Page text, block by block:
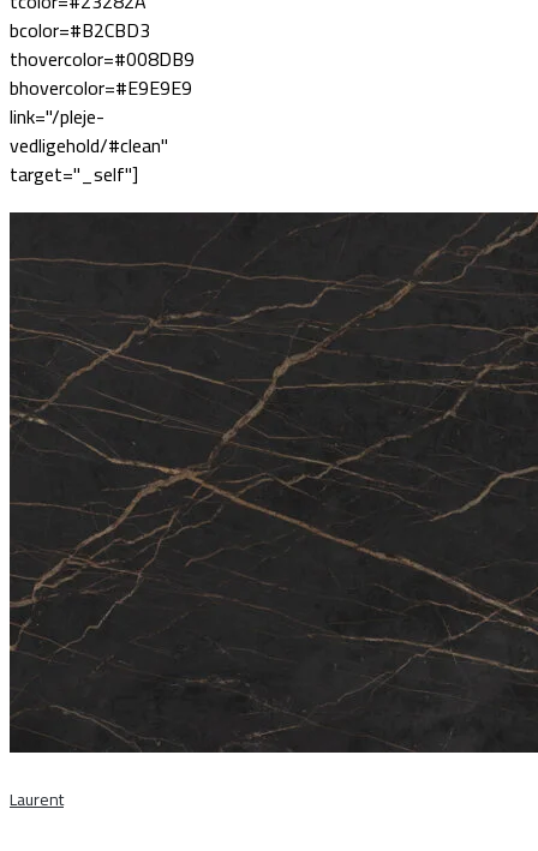
bcolor=#B2CBD3
thovercolor=#008DB9
bhovercolor=#E9E9E9
link="/pleje-
vedligehold/#clean"
target="_self"]
Laurent